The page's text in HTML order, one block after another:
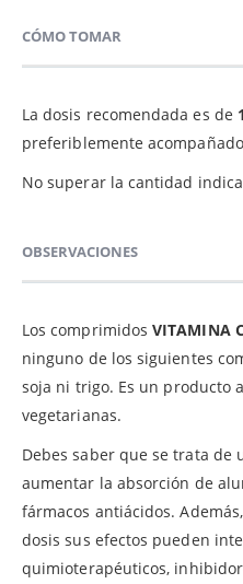
CÓMO TOMAR
La dosis recomendada es de
preferiblemente
No superar la cantidad
OBSERVACIONES
Los comprimidosVITAMINA
ninguno de los siguientes
soja ni trigo. Es un producto
vegetarianas.
Debes saber que se trata de
aumentar la absorción de
fármacos antiácidos.
dosis sus efectos pueden
quimioterapéuticos,